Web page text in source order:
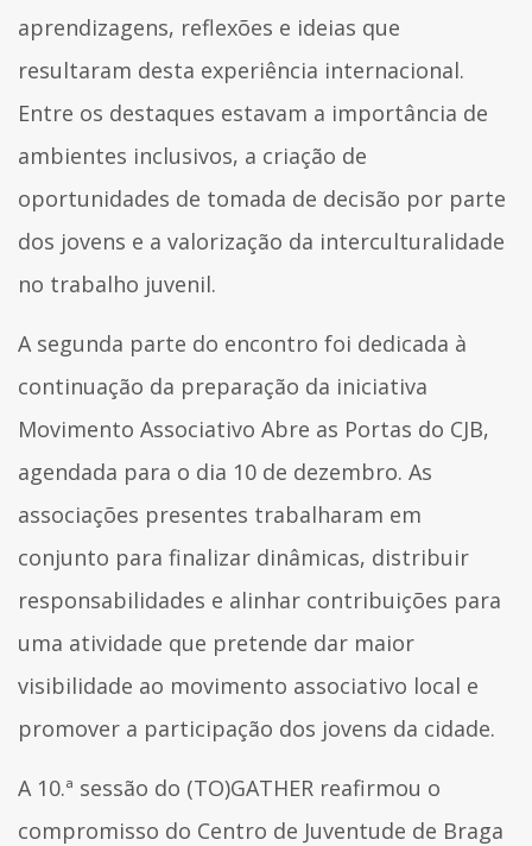
aprendizagens, reflexões e ideias que
resultaram desta experiência internacional.
Entre os destaques estavam a importância de
ambientes inclusivos, a criação de
oportunidades de tomada de decisão por parte
dos jovens e a valorização da interculturalidade
no trabalho juvenil.
A segunda parte do encontro foi dedicada à
continuação da preparação da iniciativa
Movimento Associativo Abre as Portas do CJB,
agendada para o dia 10 de dezembro. As
associações presentes trabalharam em
conjunto para finalizar dinâmicas, distribuir
responsabilidades e alinhar contribuições para
uma atividade que pretende dar maior
visibilidade ao movimento associativo local e
promover a participação dos jovens da cidade.
A 10.ª sessão do (TO)GATHER reafirmou o
compromisso do Centro de Juventude de Braga